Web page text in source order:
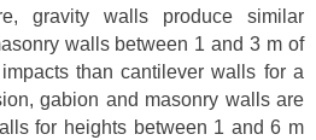
gravity walls produce similar
walls between 1 and 3 m of
than cantilever walls for a
gabion and masonry walls are
for heights between 1 and 6 m